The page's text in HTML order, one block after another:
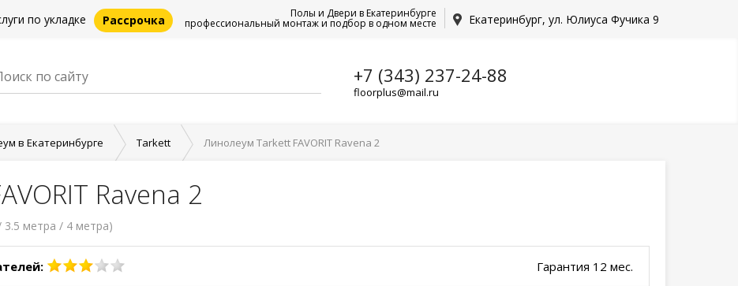
по укладке Рассрочка Екатеринбург, ул. Юлиуса Фучика 9
Полы и Двери в Екатеринбурге
профессиональный монтаж и подбор в одном месте
+7 (343) 237-24-88
floorplus@mail.ru
в Екатеринбурге Tarkett Линолеум Tarkett FAVORIT Ravena 2
Ravena 2
3.5 метра / 4 метра)
Гарантия 12 мес.